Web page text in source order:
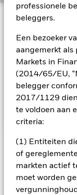
professionele
beleggers.
Een bezoeker
aangemerkt als
Markets in
(2014/65/EU,
belegger
2017/1129
te voldoen aan
criteria:
(1) Entiteiten
of
markten actief
moet worden
activa van het
van de J.P.
Diversified-index,
mogelijk en
BELANGRIJKE
zijn niet
oorspronkelijke